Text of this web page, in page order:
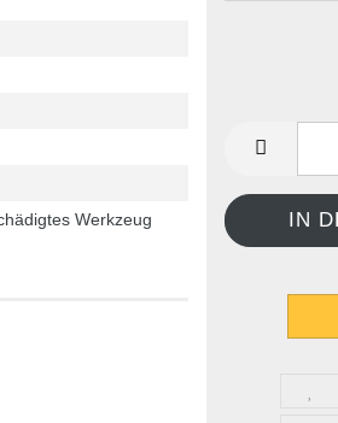
Werkzeug